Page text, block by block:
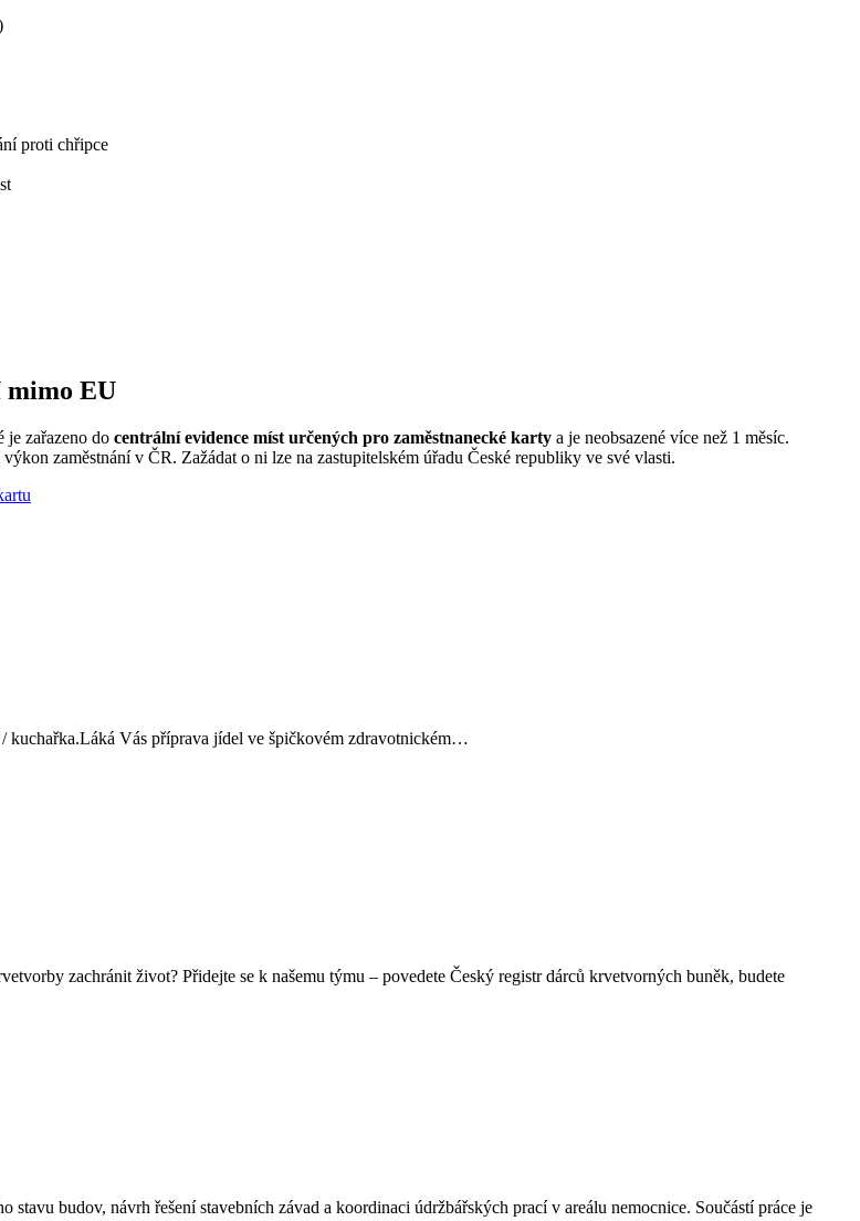
proti chřipce
mimo EU
je zařazeno do centrální evidence míst určených pro zaměstnanecké karty a je neobsazené více než 1 měsíc.
zaměstnání v ČR. Zažádat o ni lze na zastupitelském úřadu České republiky ve své vlasti.
kuchařka.Láká Vás příprava jídel ve špičkovém zdravotnickém…
zachránit život? Přidejte se k našemu týmu – povedete Český registr dárců krvetvorných buněk, budete
budov, návrh řešení stavebních závad a koordinaci údržbářských prací v areálu nemocnice. Součástí práce je